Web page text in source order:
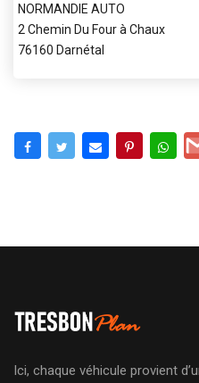
NORMANDIE AUTO
2 Chemin Du Four à Chaux
76160 Darnétal
Ici, chaque véhicule provient